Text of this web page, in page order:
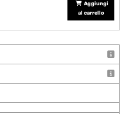
Aggiungi
al carrello